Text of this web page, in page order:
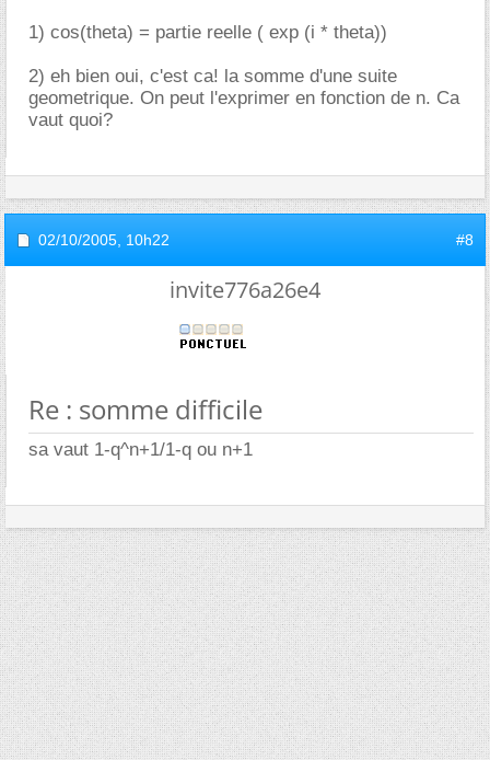
1) cos(theta) = partie reelle ( exp (i * theta))
2) eh bien oui, c'est ca! la somme d'une suite
geometrique. On peut l'exprimer en fonction de n. Ca
vaut quoi?
02/10/2005, 10h22 #8
invite776a26e4
Re : somme difficile
sa vaut 1-q^n+1/1-q ou n+1